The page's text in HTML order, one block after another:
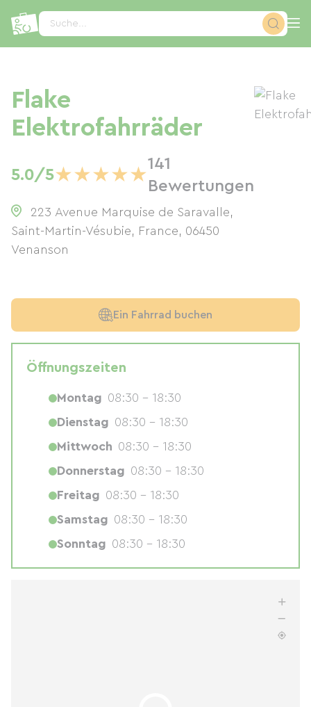
Suche...
Flake
Elektrofahrräder
5.0/5★★★★★
141
Bewertungen
223 Avenue Marquise de Saravalle,
Saint-Martin-Vésubie, France, 06450
Venanson
Ein Fahrrad buchen
Öffnungszeiten
Montag 08:30 - 18:30
Dienstag 08:30 - 18:30
Mittwoch 08:30 - 18:30
Donnerstag 08:30 - 18:30
Freitag 08:30 - 18:30
Samstag 08:30 - 18:30
Sonntag 08:30 - 18:30
Cookie-Einstellungen